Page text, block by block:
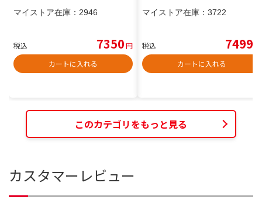
マイストア在庫： 2946
税込 7350円
カートに入れる
マイストア在庫： 3722
税込 7499
カートに入れる
このカテゴリをもっと見る
カスタマーレビュー